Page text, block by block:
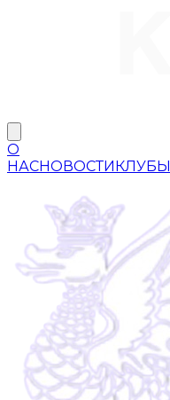
О
НАСНОВОСТИКЛУБЫ